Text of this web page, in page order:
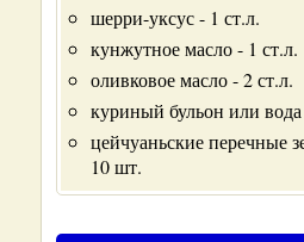
шерри-уксус - 1 ст.л.
кунжутное масло - 1 ст.л.
оливковое масло - 2 ст.л.
куриный бульон или вода
цейчуаньские перечные
10 шт.